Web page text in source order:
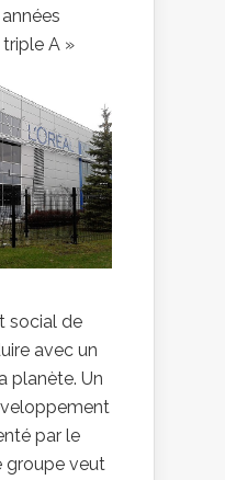
A »
social de
avec un
planète. Un
par le
groupe veut